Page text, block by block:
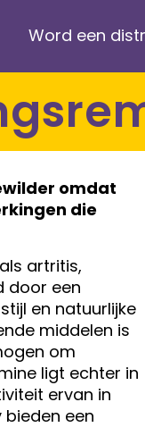
Word een
omdat
die
artritis,
door een
en natuurlijke
middelen is
om
ligt echter in
ervan in
bieden een